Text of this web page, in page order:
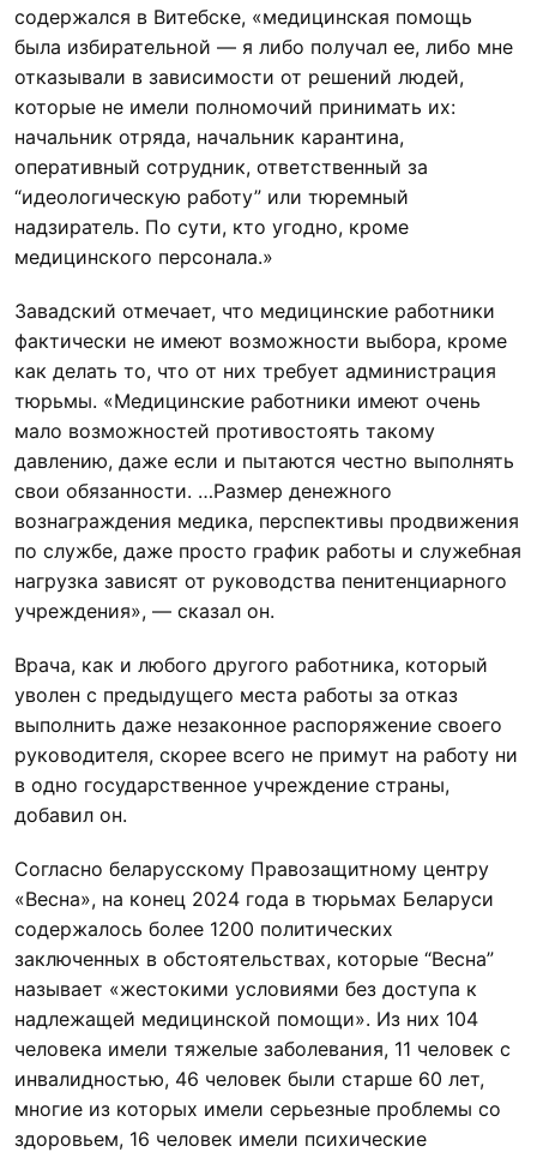
содержался в Витебске, «медицинская помощь
была избирательной — я либо получал ее, либо мне
отказывали в зависимости от решений людей,
которые не имели полномочий принимать их:
начальник отряда, начальник карантина,
оперативный сотрудник, ответственный за
“идеологическую работу” или тюремный
надзиратель. По сути, кто угодно, кроме
медицинского персонала.»
Завадский отмечает, что медицинские работники
фактически не имеют возможности выбора, кроме
как делать то, что от них требует администрация
тюрьмы. «Медицинские работники имеют очень
мало возможностей противостоять такому
давлению, даже если и пытаются честно выполнять
свои обязанности. …Размер денежного
вознаграждения медика, перспективы продвижения
по службе, даже просто график работы и служебная
нагрузка зависят от руководства пенитенциарного
учреждения», — сказал он.
Врача, как и любого другого работника, который
уволен с предыдущего места работы за отказ
выполнить даже незаконное распоряжение своего
руководителя, скорее всего не примут на работу ни
в одно государственное учреждение страны,
добавил он.
Согласно беларусскому Правозащитному центру
«Весна», на конец 2024 года в тюрьмах Беларуси
содержалось более 1200 политических
заключенных в обстоятельствах, которые “Весна”
называет «жестокими условиями без доступа к
надлежащей медицинской помощи». Из них 104
человека имели тяжелые заболевания, 11 человек с
инвалидностью, 46 человек были старше 60 лет,
многие из которых имели серьезные проблемы со
здоровьем, 16 человек имели психические